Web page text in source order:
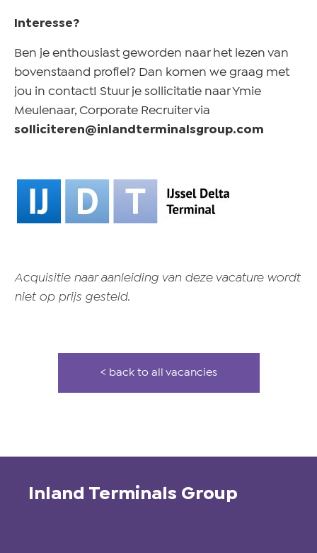
Interesse?
Ben je enthousiast geworden naar het lezen van
bovenstaand profiel? Dan komen we graag met
jou in contact! Stuur je sollicitatie naar Ymie
Meulenaar, Corporate Recruiter via
solliciteren@inlandterminalsgroup.com
Acquisitie naar aanleiding van deze vacature wordt
niet op prijs gesteld.
< back to all vacancies
Inland Terminals Group